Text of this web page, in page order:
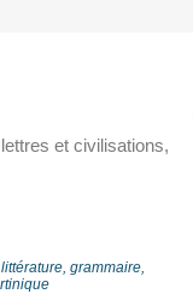
et civilisations,
grammaire,